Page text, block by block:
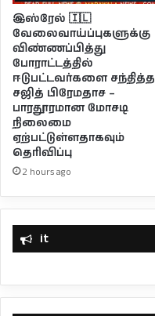
இஸ்ரேல் 🇮🇱
வேலைவாய்ப்புகளுக்கு
விண்ணப்பித்து
போராட்டத்தில்
ஈடுபட்டவர்களை சந்தித்த
சஜித் பிரேமதாச –
பாரதூரமான மோசடி
நிலைமை
ஏற்பட்டுள்ளதாகவும்
தெரிவிப்பு
2 hours ago
it